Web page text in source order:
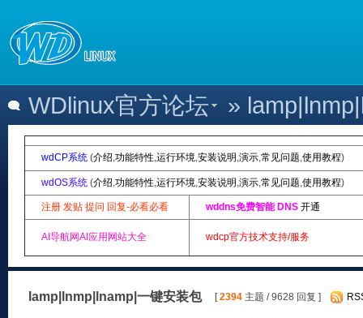
WDlinux官方论坛 »
wdCP系统 (介绍,功能特性,运行环境,安装说明 ,演示,常见问题,使用教程)
wdOS系统 (介绍,功能特性,运行环境,安装说明 ,演示,常见问题,使用教程)
注册 发贴 提问 回复-必看必看 wddns免费智能 DNS 开通
AI导航网AI应用网站大全 wdcp官方技术支持/服务
lamp|lnmp|lnamp|一键安装包 [2394 主题 / 9628 回复 ]